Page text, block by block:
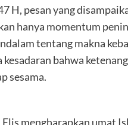
H, pesan yang
hanya momentum
tentang makna
bahwa
sesama.
mengharapkan umat